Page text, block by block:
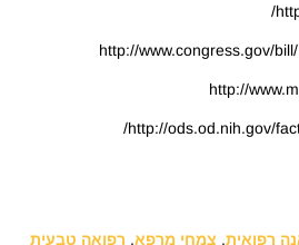
רפואית, צמחי מרפא, רפואה טבעית